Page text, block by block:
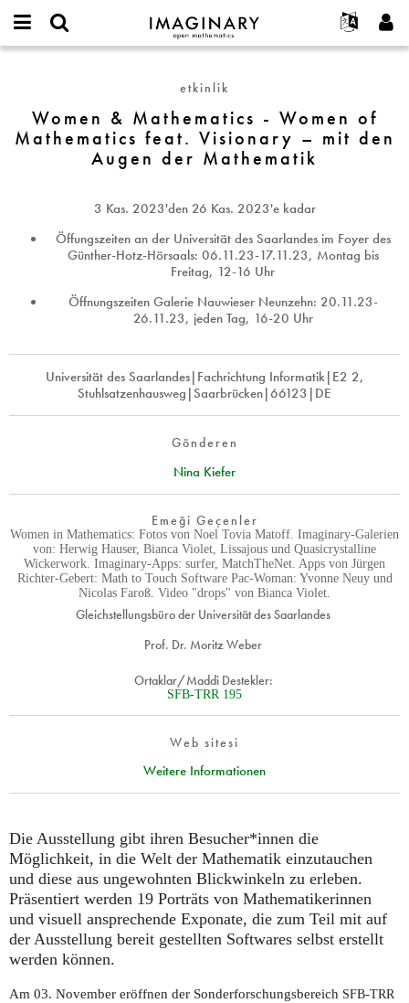
IMAGINARY
open
Français
Deutsch
한국어
Español
Programlar
Galeriler
Etkileşimli
Metinler
Sergiler
Devamı...
Projeler
Katılım
İletişim
username
Yeni hesap oluştur
Yeni parola iste
Mathematics
-
Mathematics
Visionary
den
Mathematik
etkinlik
Women & Mathematics - Women of
Mathematics feat. Visionary – mit den
Augen der Mathematik
3 Kas. 2023'den 26 Kas. 2023'e kadar
Öffungszeiten an der Universität des Saarlandes im Foyer des
Günther-Hotz-Hörsaals: 06.11.23-17.11.23, Montag bis
Freitag, 12-16 Uhr
Öffnungszeiten Galerie Nauwieser Neunzehn: 20.11.23-
26.11.23, jeden Tag, 16-20 Uhr
Universität des Saarlandes|Fachrichtung Informatik|E2 2,
Stuhlsatzenhausweg|Saarbrücken|66123|DE
Gönderen
Nina Kiefer
Emeği Geçenler
Women in Mathematics: Fotos von Noel Tovia Matoff. Imaginary-Galerien
von: Herwig Hauser, Bianca Violet, Lissajous und Quasicrystalline
Wickerwork. Imaginary-Apps: surfer, MatchTheNet. Apps von Jürgen
Richter-Gebert: Math to Touch Software Pac-Woman: Yvonne Neuy und
Nicolas Faroß. Video "drops" von Bianca Violet.
Gleichstellungsbüro der Universität des Saarlandes
Prof. Dr. Moritz Weber
Ortaklar/Maddi Destekler:
SFB-TRR 195
Web sitesi
Weitere Informationen
Die Ausstellung gibt ihren Besucher*innen die
Möglichkeit, in die Welt der Mathematik einzutauchen
und diese aus ungewohnten Blickwinkeln zu erleben.
Präsentiert werden 19 Porträts von Mathematikerinnen
und visuell ansprechende Exponate, die zum Teil mit auf
der Ausstellung bereit gestellten Softwares selbst erstellt
werden können.
Am 03. November eröffnen der Sonderforschungsbereich SFB-TRR